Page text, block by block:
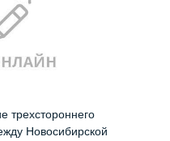
трехстороннего
Новосибирской